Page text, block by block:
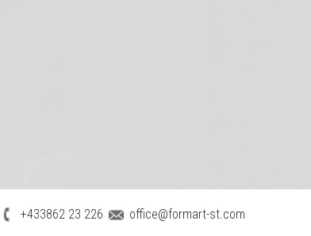
+433862 23 226 office@formart-st.com